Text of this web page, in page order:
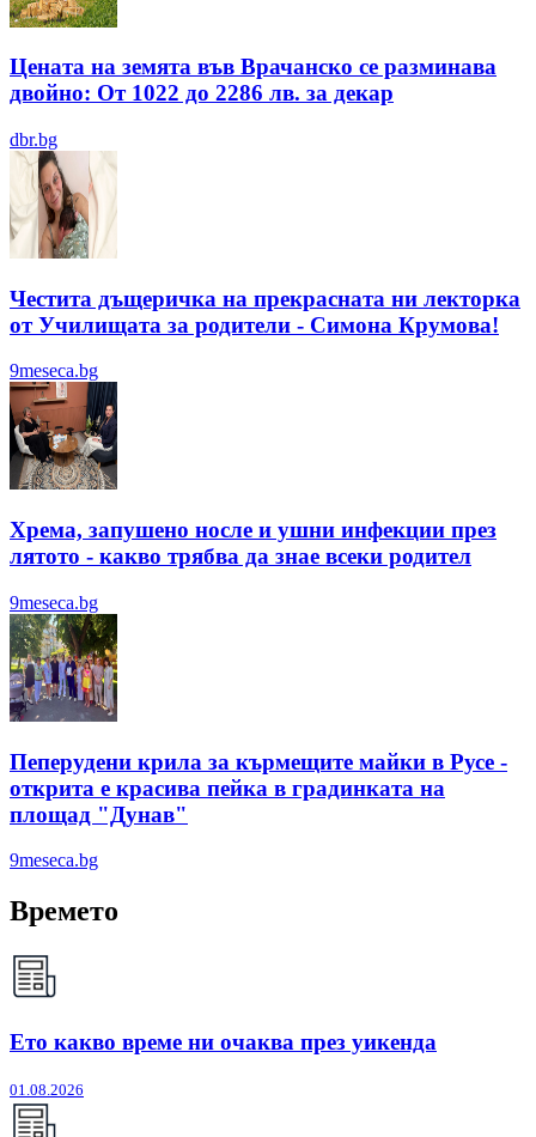
Цената на земята във Врачанско се разминава
двойно: От 1022 до 2286 лв. за декар
dbr.bg
Честита дъщеричка на прекрасната ни лекторка
от Училищата за родители - Симона Крумова!
9meseca.bg
Хрема, запушено носле и ушни инфекции през
лятотo - какво трябва да знае всеки родител
9meseca.bg
Пеперудени крила за кърмещите майки в Русе -
открита е красива пейка в градинката на
площад "Дунав"
9meseca.bg
Времето
Ето какво време ни очаква през уикенда
01.08.2026